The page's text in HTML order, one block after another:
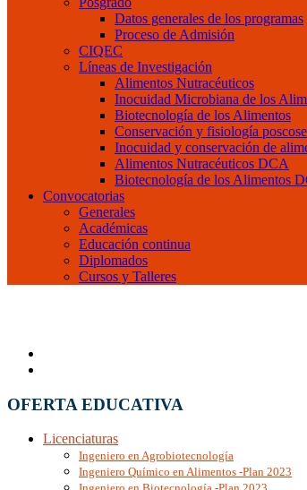
Datos generales de los programas
Proceso de Admisión
CIQEC
Líneas de Investigación
Alimentos Nutracéuticos
Inocuidad Microbiana de los
Biotecnología de los Alimentos
Conservación y fisiología
Inocuidad y conservación de
Alimentos Nutracéuticos DCA
Biotecnología de los Alimentos
Convocatorias
Generales
Académicas
Educación continua
Diplomados
Cursos y Talleres
OFERTA EDUCATIVA
Licenciaturas
Ingeniero en Agrobiotecnología
Ingeniero Químico en Alimentos -Plan 2023